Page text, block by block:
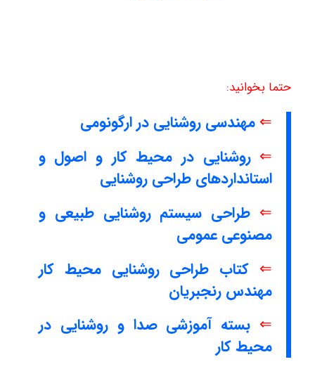
حتما بخوانید:
⇐ مهندسی روشنایی در ارگونومی
⇐روشنایی در محیط کار و اصول و
استانداردهای طراحی روشنایی
⇐ طراحی سیستم روشنایی طبیعی و
مصنوعی عمومی
⇐ کتاب طراحی روشنایی محیط کار
مهندس رنجبریان
⇐ بسته آموزشی صدا و روشنایی در
محیط کار